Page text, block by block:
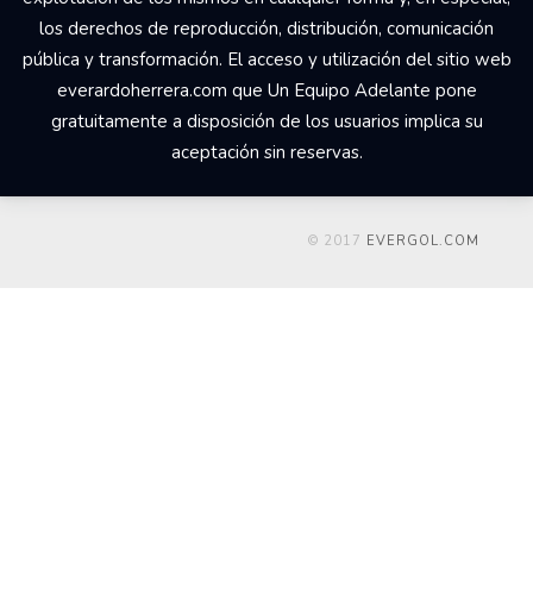
los derechos de reproducción, distribución, comunicación
pública y transformación. El acceso y utilización del sitio web
everardoherrera.com que Un Equipo Adelante pone
gratuitamente a disposición de los usuarios implica su
aceptación sin reservas.
© 2017 EVERGOL.COM